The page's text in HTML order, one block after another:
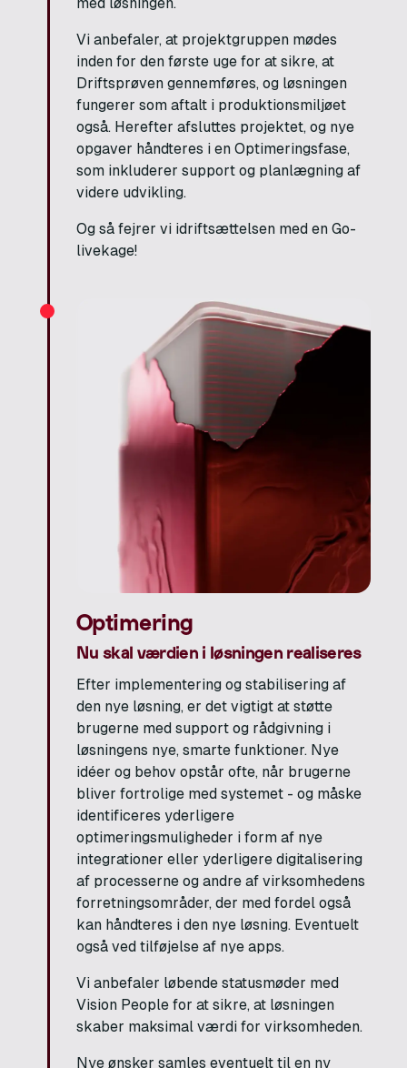
Vi anbefaler, at projektgruppen mødes
inden for den første uge for at sikre, at
Driftsprøven gennemføres, og løsningen
fungerer som aftalt i produktionsmiljøet
også. Herefter afsluttes projektet, og nye
opgaver håndteres i en Optimeringsfase,
som inkluderer support og planlægning af
videre udvikling.
Og så fejrer vi idriftsættelsen med en Go-
livekage!
Optimering
Nu skal værdien i løsningen realiseres
Efter implementering og stabilisering af
den nye løsning, er det vigtigt at støtte
brugerne med support og rådgivning i
løsningens nye, smarte funktioner. Nye
idéer og behov opstår ofte, når brugerne
bliver fortrolige med systemet - og måske
identificeres yderligere
optimeringsmuligheder i form af nye
integrationer eller yderligere digitalisering
af processerne og andre af virksomhedens
forretningsområder, der med fordel også
kan håndteres i den nye løsning. Eventuelt
også ved tilføjelse af nye apps.
Vi anbefaler løbende statusmøder med
Vision People for at sikre, at løsningen
skaber maksimal værdi for virksomheden.
Nye ønsker samles eventuelt til en ny